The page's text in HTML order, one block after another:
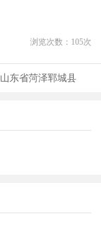
浏览次数： 105次
山东省菏泽郓城县